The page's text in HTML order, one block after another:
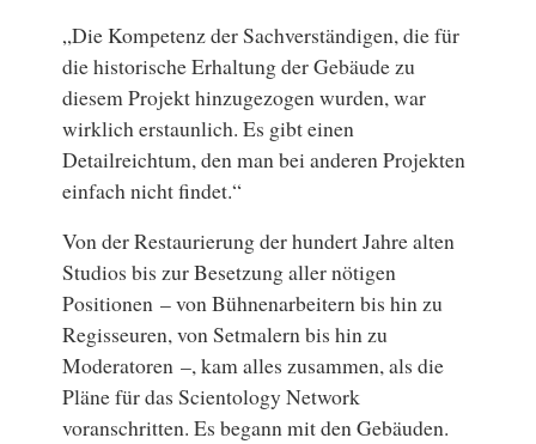
„Die Kompetenz der Sachverständigen, die für
die historische Erhaltung der Gebäude zu
diesem Projekt hinzugezogen wurden, war
wirklich erstaunlich. Es gibt einen
Detailreichtum, den man bei anderen Projekten
einfach nicht findet.“
Von der Restaurierung der hundert Jahre alten
Studios bis zur Besetzung aller nötigen
Positionen – von Bühnenarbeitern bis hin zu
Regisseuren, von Setmalern bis hin zu
Moderatoren –, kam alles zusammen, als die
Pläne für das Scientology Network
voranschritten. Es begann mit den Gebäuden.